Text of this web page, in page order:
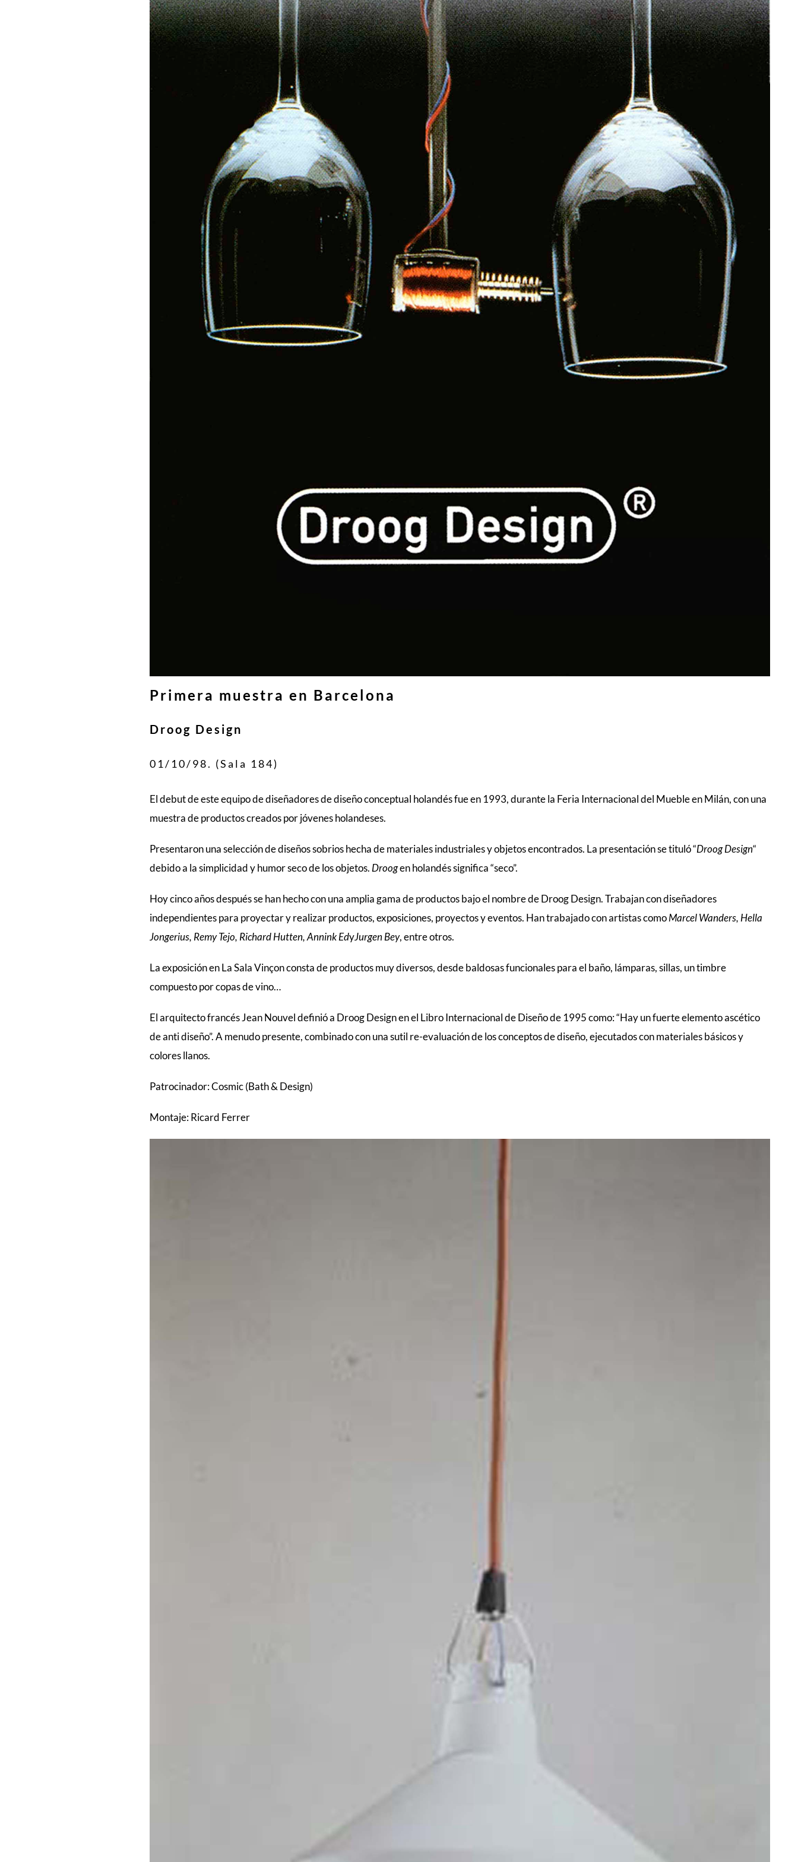
Primera muestra en Barcelona
Droog Design
01/10/98. (Sala 184)
El debut de este equipo de diseñadores de diseño conceptual holandés fue en 1993, durante la Feria Internacional del Mueble en Milán, con una
muestra de productos creados por jóvenes holandeses.
Presentaron una selección de diseños sobrios hecha de materiales industriales y objetos encontrados. La presentación se tituló “DroogDesign“
debido a la simplicidad y humor seco de los objetos. Droogen holandés significa “seco”.
Hoy cinco años después se han hecho con una amplia gama de productos bajo el nombre de Droog Design. Trabajan con diseñadores
independientes para proyectar y realizar productos, exposiciones, proyectos y eventos. Han trabajado con artistas comoMarcel Wanders, Hella
Jongerius, Remy Tejo, Richard Hutten, Annink EdyJurgen Bey, entre otros.
La exposición en La Sala Vinçon consta de productos muy diversos, desde baldosas funcionales para el baño, lámparas, sillas, un timbre
compuesto por copas de vino…
El arquitecto francés Jean Nouvel definió a Droog Design en el Libro Internacional de Diseño de 1995 como: “Hay un fuerte elemento ascético
de anti diseño”. A menudo presente, combinado con una sutil re-evaluación de los conceptos de diseño, ejecutados con materiales básicos y
colores llanos.
Patrocinador: Cosmic (Bath & Design)
Montaje: Ricard Ferrer